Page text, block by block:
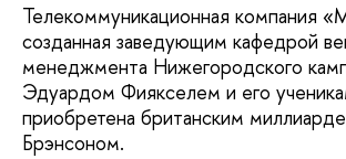
Телекоммуникационная компания
созданная заведующим кафедрой
менеджмента Нижегородского
Эдуардом Фиякселем и его
приобретена британским
Брэнсоном.